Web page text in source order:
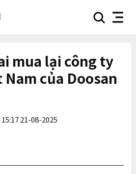
searchnav
mua lại công ty
của Doosan
15:17 21-08-2025